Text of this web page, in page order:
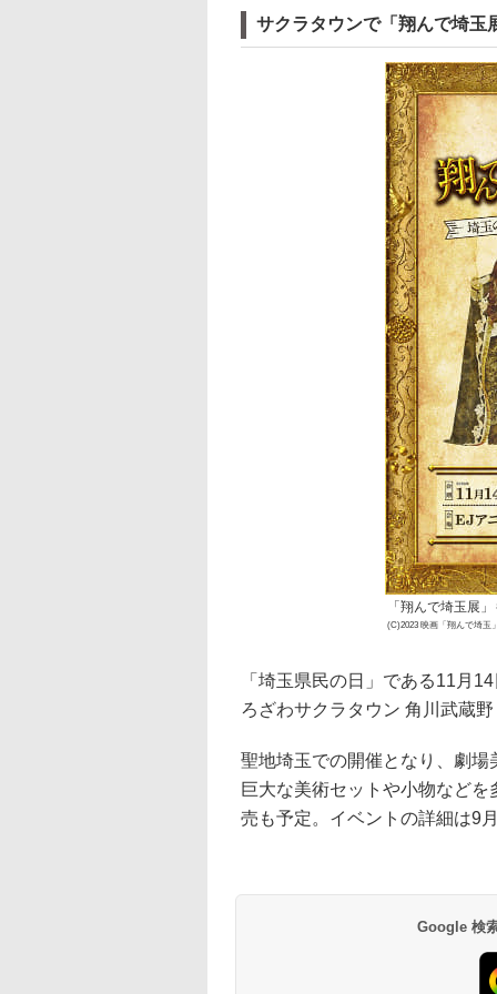
サクラタウンで「翔んで埼玉
「翔んで埼玉展
(C)2023 映画「翔んで埼玉
「埼玉県民の日」である11月
ろざわサクラタウン 角川武蔵
聖地埼玉での開催となり、劇
巨大な美術セットや小物など
売も予定。イベントの詳細は9
Google 検